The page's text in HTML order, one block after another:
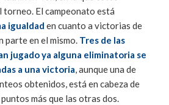
torneo. El campeonato está
igualdad en cuanto a victorias de
parte en el mismo. Tres de las
jugado ya alguna eliminatoria se
a una victoria, aunque una de
obtenidos, está en cabeza de
más que las otras dos.